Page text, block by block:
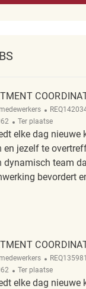
ReqId
Afgelegen
Ter plaatse
elke dag nieuwe
en jezelf te
dynamisch team
bevordert
Coordinator
ReqId
REQ135981
Afgelegen
Ter plaatse
elke dag nieuwe